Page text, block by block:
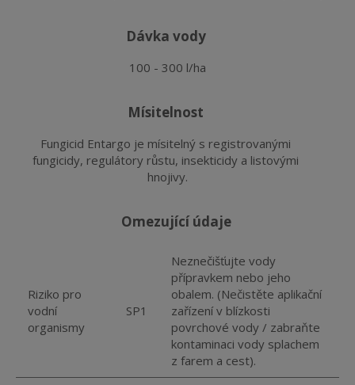
dávka vody
100 - 300 l/ha
mísitelnost
Fungicid Entargo je mísitelný s registrovanými
fungicidy, regulátory růstu, insekticidy a listovými
hnojivy.
omezující údaje
Riziko pro
vodní
organismy
SP1
Neznečišťujte vody
přípravkem nebo jeho
obalem. (Nečistěte aplikační
zařízení v blízkosti
povrchové vody / zabraňte
kontaminaci vody splachem
z farem a cest).